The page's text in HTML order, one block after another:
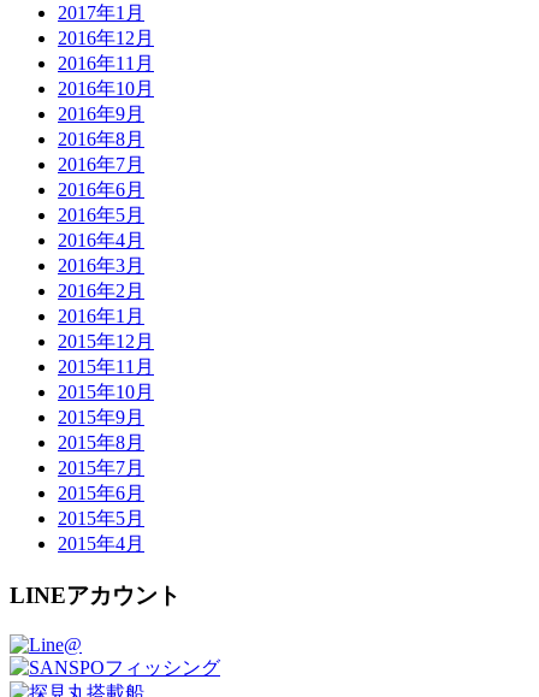
2017年1月
2016年12月
2016年11月
2016年10月
2016年9月
2016年8月
2016年7月
2016年6月
2016年5月
2016年4月
2016年3月
2016年2月
2016年1月
2015年12月
2015年11月
2015年10月
2015年9月
2015年8月
2015年7月
2015年6月
2015年5月
2015年4月
LINEアカウント